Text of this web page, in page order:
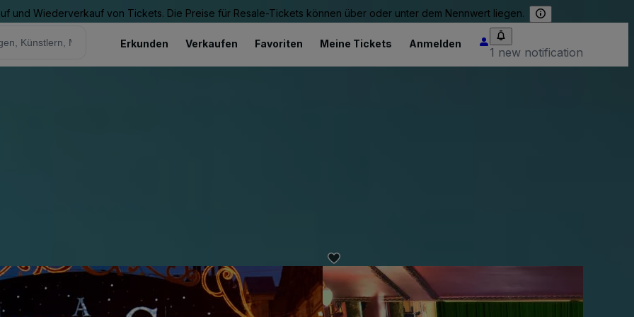
und Wiederverkauf von Tickets. Die Preise für Resale-Tickets können über oder unter dem Nennwert liegen.
Erkunden Verkaufen Favoriten Meine Tickets Anmelden
1 new notification